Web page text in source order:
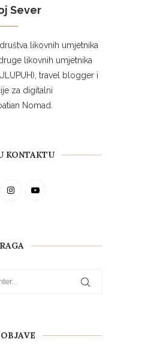
Sever
likovnih umjetnika
likovnih umjetnika
travel blogger i
za digitalni
Nomad.
KONTAKTU